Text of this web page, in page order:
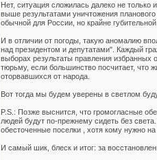
Нет, ситуация сложилась далеко не
выше результатами уничтожения
обычной для России, но крайне
И в отличии от погоды, такую аномалию
над президентом и депутатами". Каждый
выборах результаты правления избранных
тюрьму, если большинство посчитает, что
оторвавшихся от народа.
Вот тогда мы будем уверены в светлом
P.S.: Позже выснится, что громогласные
людей будут по-прежнему сидеть без
обесточенные поселки , хотя кому нужно
И самый шик, блеск и итог: за